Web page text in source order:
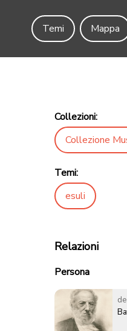
Temi
Mappa
Collezioni:
Collezione
Temi:
esuli
Relazioni
Persona